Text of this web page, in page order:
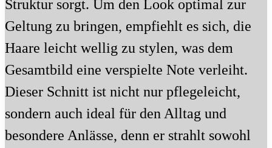
Struktur sorgt. Um den Look optimal zur
Geltung zu bringen, empfiehlt es sich, die
Haare leicht wellig zu stylen, was dem
Gesamtbild eine verspielte Note verleiht.
Dieser Schnitt ist nicht nur pflegeleicht,
sondern auch ideal für den Alltag und
besondere Anlässe, denn er strahlt sowohl